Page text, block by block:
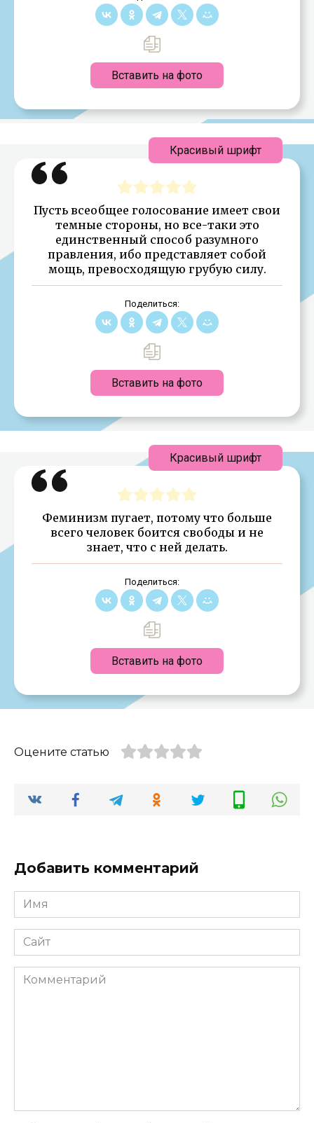
Вставить на фото
Пусть всеобщее голосование имеет свои
темные стороны, но все-таки это
единственный способ разумного
правления, ибо представляет собой
мощь, превосходящую грубую силу.
Поделиться:
Вставить на фото
Красивый шрифт
Феминизм пугает, потому что больше
всего человек боится свободы и не
знает, что с ней делать.
Поделиться:
Вставить на фото
Красивый шрифт
Оцените статью
Добавить комментарий
Имя
*
Сайт
Комментарий